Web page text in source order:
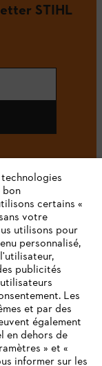
STIHL
bon
certains «
votre
utilisons pour
personnalisé,
publicités
Les
et par des
également
en dehors de
» et «
informer sur les